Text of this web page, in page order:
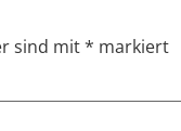
sind mit* markiert